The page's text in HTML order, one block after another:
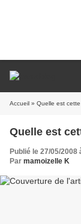
Accueil » Quelle est
Quelle est
Publié le 27/05/2008
Par mamoizelle K